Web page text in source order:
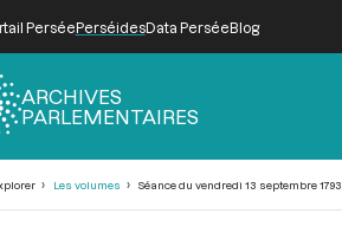
PerséePerséidesData PerséeBlog
ARCHIVES
PARLEMENTAIRES
Les volumes Séance du vendredi 13 septembre 1793